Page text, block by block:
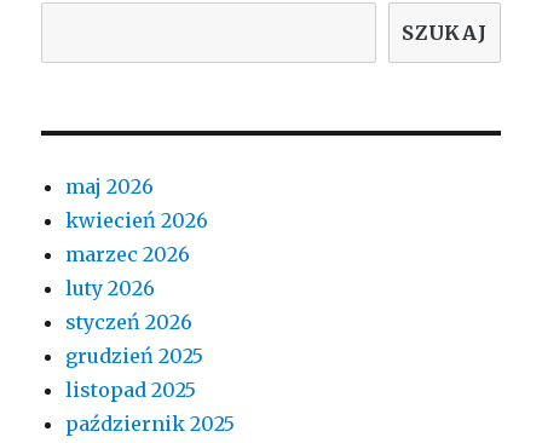
SZUKAJ
maj 2026
kwiecień 2026
marzec 2026
luty 2026
styczeń 2026
grudzień 2025
listopad 2025
październik 2025